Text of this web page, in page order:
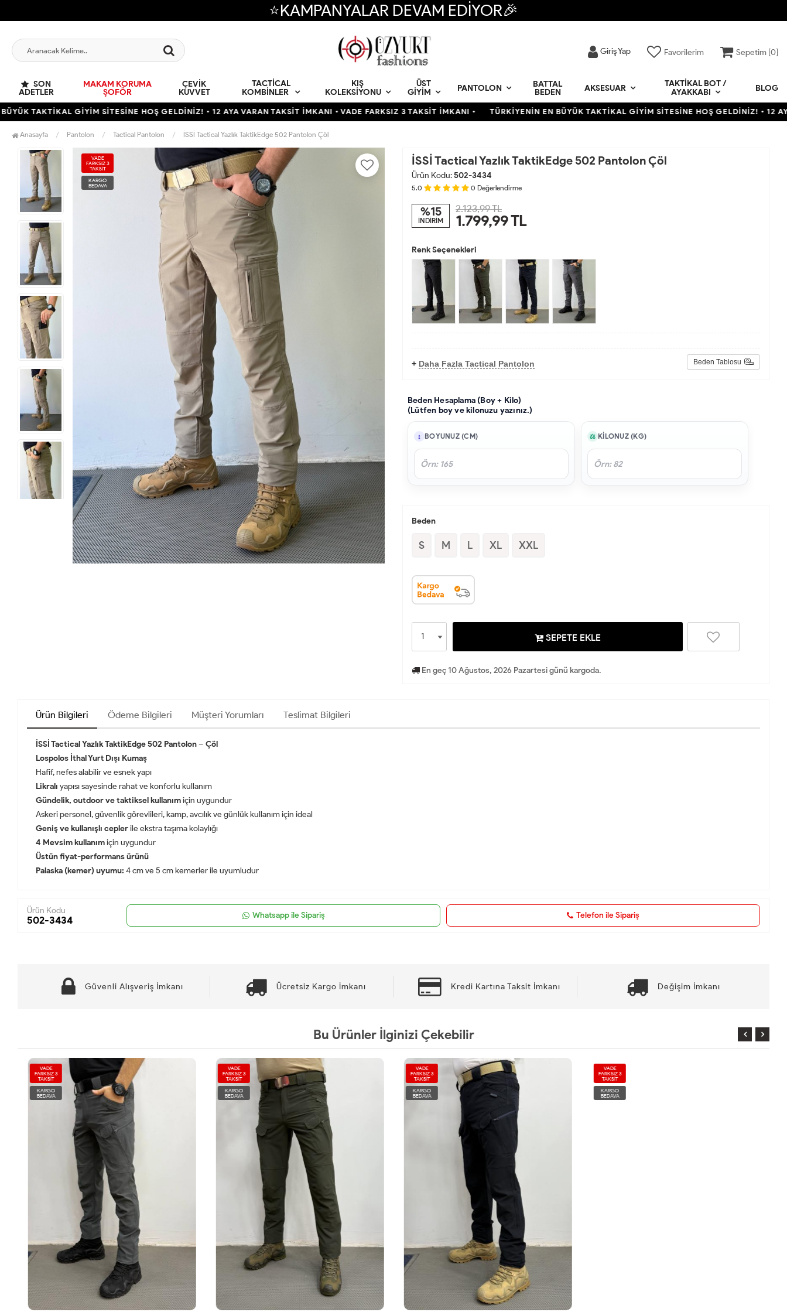
⭐KAMPANYALAR DEVAM EDİYOR🎉
Giriş Yap Favorilerim Sepetim [0]
SON
ADETLER
MAKAM KORUMA
ŞOFÖR
ÇEVIK
KUVVET
TACTICAL
KOMBINLER
KIŞ
KOLEKSIYONU
ÜST
GIYIM
PANTOLON
BATTAL
BEDEN
AKSESUAR
TAKTIKAL BOT /
AYAKKABI
BLOG
GİYİM SİTESİNE HOŞ GELDİNİZ! • 12 AYA VARAN TAKSİT İMKANI • VADE FARKSIZ 3 TAKSİT İMKANI • TÜRKİYENİN EN BÜYÜK TAKTİKAL GİYİM SİTESİNE HOŞ GELDİNİZ! • 12 AYA
Anasayfa Pantolon Tactical Pantolon İSSİ Tactical Yazlık TaktikEdge 502 Pantolon Çöl
VADE
FARKSIZ 3
TAKSİT
KARGO
BEDAVA
İSSİ Tactical Yazlık TaktikEdge 502 Pantolon Çöl
Ürün Kodu:502-3434
5.0 0 Değerlendirme
%15
İNDİRİM
2.123,99 TL
1.799,99TL
Renk Seçenekleri
+ Daha Fazla Tactical Pantolon Beden Tablosu
Beden Hesaplama (Boy + Kilo)
(Lütfen boy ve kilonuzu yazınız.)
BOYUNUZ (CM) KILONUZ (KG)
Beden
S M L XL XXL
SEPETE EKLE
En geç 10 Ağustos, 2026 Pazartesi günü kargoda.
Ürün Bilgileri Ödeme Bilgileri Müşteri Yorumları Teslimat Bilgileri
İSSİ TacticalYazlıkTaktikEdge 502 Pantolon – Çöl
Lospolos İthal Yurt Dışı Kumaş
Hafif, nefes alabilir ve esnek yapı
Likralı yapısı sayesinde rahat ve konforlu kullanım
Gündelik, outdoor ve taktiksel kullanımiçin uygundur
Askeri personel, güvenlik görevlileri, kamp, avcılık ve günlük kullanım için ideal
Geniş ve kullanışlı ceplerile ekstra taşıma kolaylığı
4 Mevsim kullanımiçin uygundur
Üstün fiyat-performans ürünü
Palaska (kemer) uyumu: 4 cm ve 5 cm kemerler ile uyumludur
Ürün Kodu
502-3434 Whatsapp ile Sipariş Telefon ile Sipariş
Güvenli Alışveriş İmkanı Ücretsiz Kargo İmkanı Kredi Kartına Taksit İmkanı Değişim İmkanı
Bu Ürünler İlginizi Çekebilir
VADE
FARKSIZ 3
TAKSİT
KARGO
BEDAVA
VADE
FARKSIZ 3
TAKSİT
KARGO
BEDAVA
VADE
FARKSIZ 3
TAKSİT
KARGO
BEDAVA
VADE
FARKSIZ 3
TAKSİT
KARGO
BEDAVA